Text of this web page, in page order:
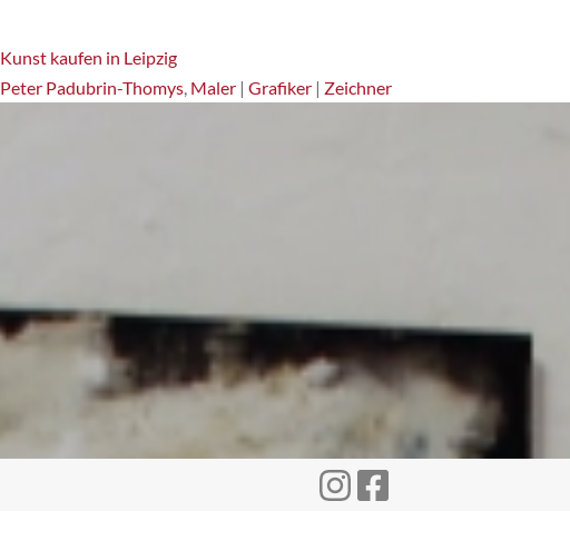
Kunst kaufen in Leipzig
Peter Padubrin-Thomys, Maler | Grafiker | Zeichner